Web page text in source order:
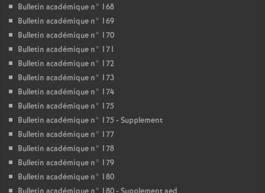
Bulletin académique n° 168
Bulletin académique n° 169
Bulletin académique n° 170
Bulletin académique n° 171
Bulletin académique n° 172
Bulletin académique n° 173
Bulletin académique n° 174
Bulletin académique n° 175
Bulletin académique n° 175 - Supplement
Bulletin académique n° 177
Bulletin académique n° 178
Bulletin académique n° 179
Bulletin académique n° 180